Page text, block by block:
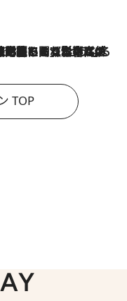
の高値が続いている」ホルムズ海峡封鎖による影響はいつまで続く？《エネルギー専門家に聞く“どうなる日本の暮らし”》
TOP